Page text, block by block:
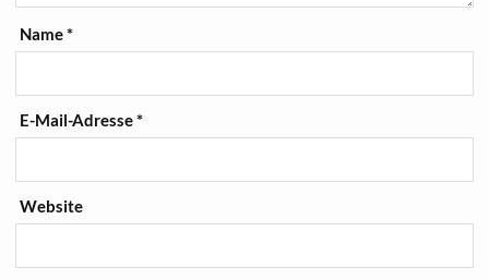
Name*
E-Mail-Adresse*
Website